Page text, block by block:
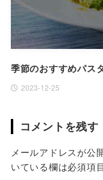
季節のおすすめパス
2023-12-25
コメントを残す
メールアドレスが公
いている欄は必須項